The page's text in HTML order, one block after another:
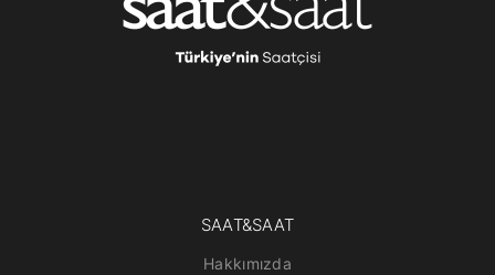
SAAT&SAAT
Hakkımızda